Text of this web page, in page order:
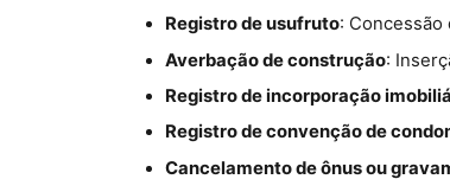
Registro de usufruto: Concessão
Averbação de construção:
Registro de incorporação
Registro de convenção de
Cancelamento de ônus ou